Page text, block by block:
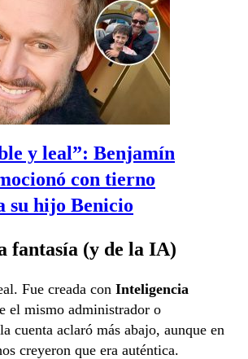
y leal”: Benjamín
con tierno
su hijo Benicio
fantasía (y de la IA)
Fue creada con Inteligencia
el mismo administrador o
cuenta aclaró más abajo, aunque en
creyeron que era auténtica.